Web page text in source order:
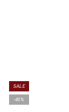
SALE
-40%